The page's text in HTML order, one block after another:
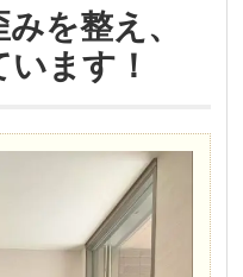
を整え、
ます！